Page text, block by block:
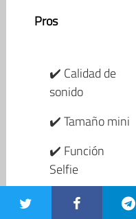
Pros
✔️ Calidad de
sonido
✔️ Tamaño mini
✔️ Función
Selfie
✔️ Manos libres